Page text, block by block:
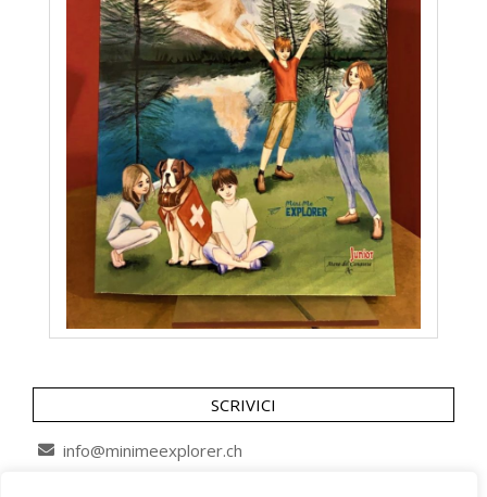
SCRIVICI
info@minimeexplorer.ch